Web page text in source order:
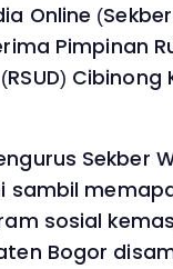
Online
Pimpinan
Sekber
sambil
sosial
Bogor